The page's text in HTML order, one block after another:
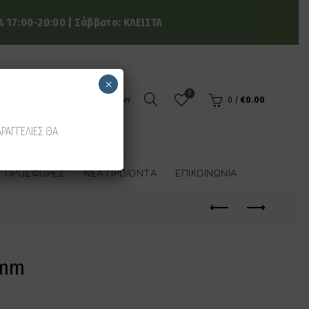
20:00 | Σάββατο: ΚΛΕΙΣΤΑ
Login / Register
0
0 / €0.00
ΠΡΟΣΦΟΡΈΣ ΝΈΑ ΠΡΟΪΌΝΤΑ ΕΠΙΚΟΙΝΩΝΊΑ
ΘΑ
×